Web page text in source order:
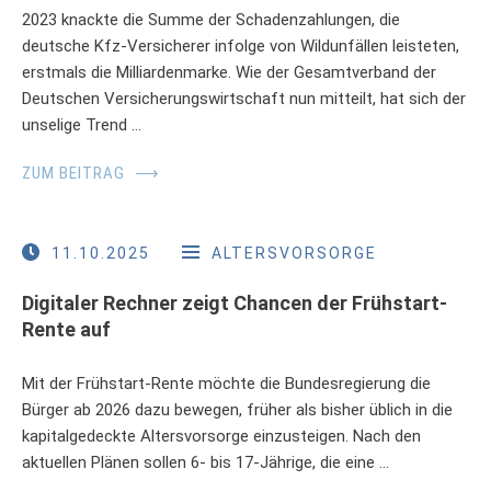
2023 knackte die Summe der Schadenzahlungen, die
deutsche Kfz-Versicherer infolge von Wildunfällen leisteten,
erstmals die Milliardenmarke. Wie der Gesamtverband der
Deutschen Versicherungswirtschaft nun mitteilt, hat sich der
unselige Trend …
ZUM BEITRAG ⟶
11.10.2025 ALTERSVORSORGE
Digitaler Rechner zeigt Chancen der Frühstart-
Rente auf
Mit der Frühstart-Rente möchte die Bundesregierung die
Bürger ab 2026 dazu bewegen, früher als bisher üblich in die
kapitalgedeckte Altersvorsorge einzusteigen. Nach den
aktuellen Plänen sollen 6- bis 17-Jährige, die eine …